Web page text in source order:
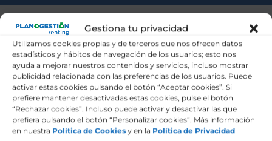
Gestiona tu privacidad
Utilizamos cookies propias y de terceros que nos ofrecen datos
estadísticos y hábitos de navegación de los usuarios; esto nos
ayuda a mejorar nuestros contenidos y servicios, incluso mostrar
publicidad relacionada con las preferencias de los usuarios. Puede
activar estas cookies pulsando el botón “Aceptar cookies”. Si
prefiere mantener desactivadas estas cookies, pulse el botón
“Rechazar cookies”. Incluso puede activar y desactivar las que
prefiera pulsando el botón “Personalizar cookies”. Más información
en nuestra Política de Cookies y en la Política de Privacidad
SERVICIOS INCLUIDOS
Seguro a todo riesgo
Mantenimiento y revisiones
Asistencia en carretera